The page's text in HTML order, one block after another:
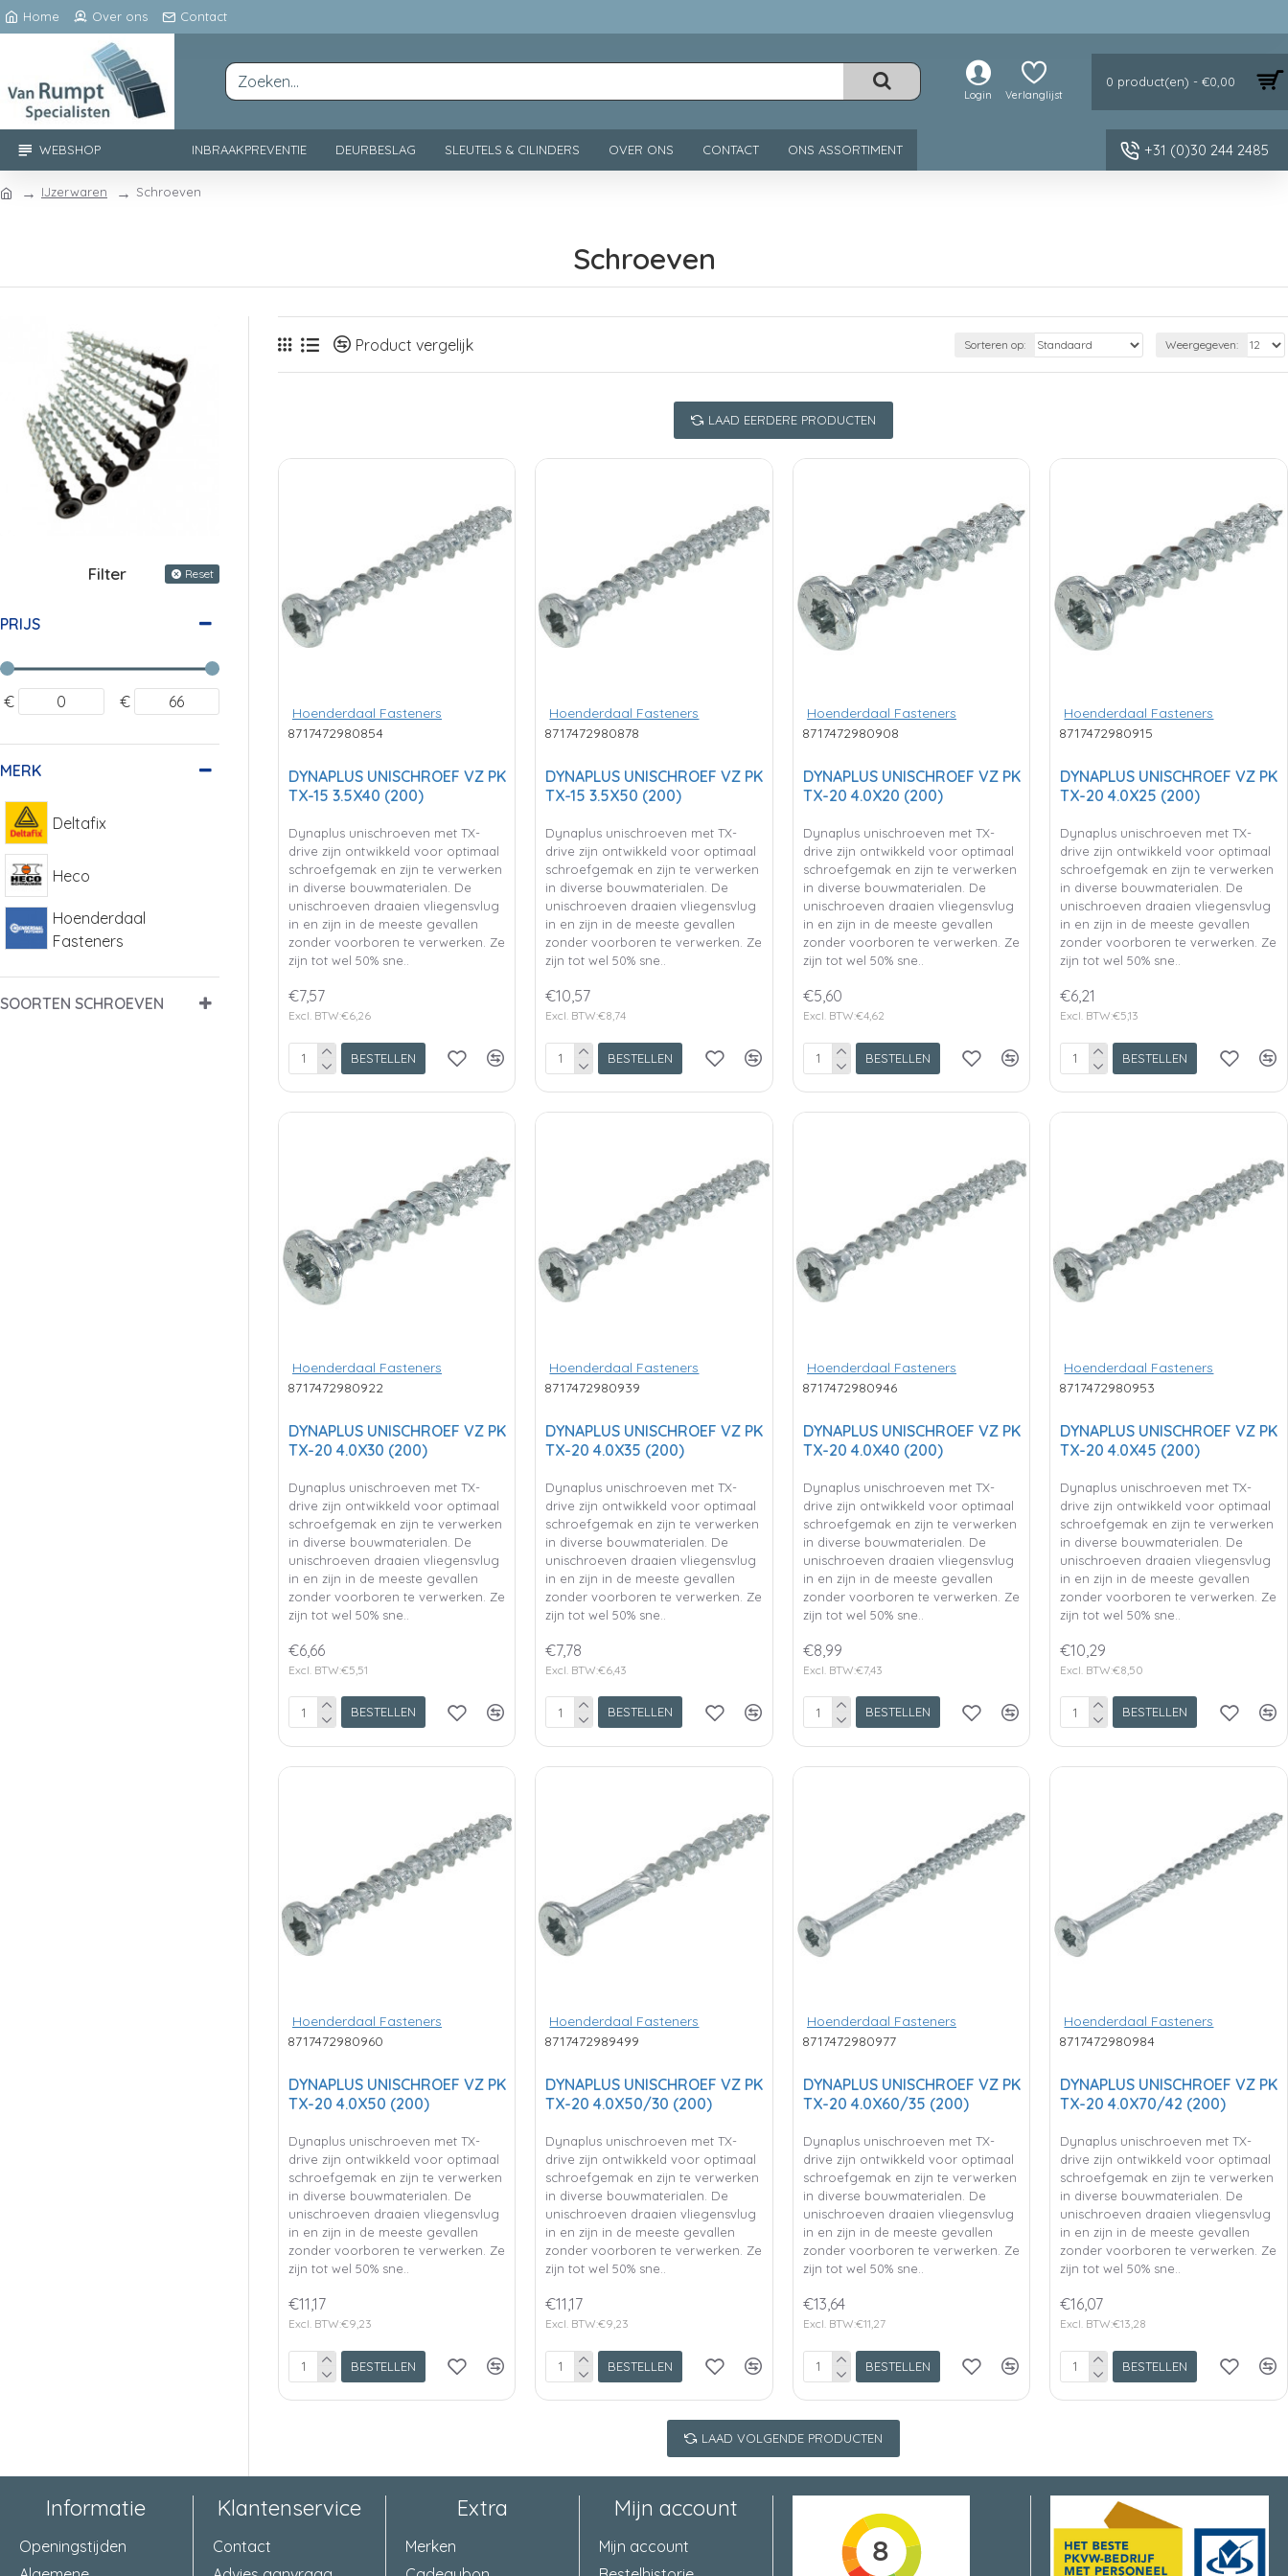
Home Over ons Contact
Login Verlanglijst
0 product(en) - €0,00
WEBSHOP INBRAAKPREVENTIE DEURBESLAG SLEUTELS & CILINDERS OVER ONS CONTACT ONS ASSORTIMENT +31 (0)30 244 2485
IJzerwaren Schroeven
Schroeven
Filter Reset
PRIJS
€ €
MERK
Deltafix
Heco
Hoenderdaal
Fasteners
SOORTEN SCHROEVEN
Product vergelijk Sorteren op: Weergegeven:
LAAD EERDERE PRODUCTEN
Hoenderdaal Fasteners
8717472980854
DYNAPLUS UNISCHROEF VZ PK
TX-15 3.5X40 (200)
Dynaplus unischroeven met TX-
drive zijn ontwikkeld voor optimaal
schroefgemak en zijn te verwerken
in diverse bouwmaterialen. De
unischroeven draaien vliegensvlug
in en zijn in de meeste gevallen
zonder voorboren te verwerken. Ze
zijn tot wel 50% sne..
€7,57
Excl. BTW:€6,26
BESTELLEN
Hoenderdaal Fasteners
8717472980878
DYNAPLUS UNISCHROEF VZ PK
TX-15 3.5X50 (200)
Dynaplus unischroeven met TX-
drive zijn ontwikkeld voor optimaal
schroefgemak en zijn te verwerken
in diverse bouwmaterialen. De
unischroeven draaien vliegensvlug
in en zijn in de meeste gevallen
zonder voorboren te verwerken. Ze
zijn tot wel 50% sne..
€10,57
Excl. BTW:€8,74
BESTELLEN
Hoenderdaal Fasteners
8717472980908
DYNAPLUS UNISCHROEF VZ PK
TX-20 4.0X20 (200)
Dynaplus unischroeven met TX-
drive zijn ontwikkeld voor optimaal
schroefgemak en zijn te verwerken
in diverse bouwmaterialen. De
unischroeven draaien vliegensvlug
in en zijn in de meeste gevallen
zonder voorboren te verwerken. Ze
zijn tot wel 50% sne..
€5,60
Excl. BTW:€4,62
BESTELLEN
Hoenderdaal Fasteners
8717472980915
DYNAPLUS UNISCHROEF VZ PK
TX-20 4.0X25 (200)
Dynaplus unischroeven met TX-
drive zijn ontwikkeld voor optimaal
schroefgemak en zijn te verwerken
in diverse bouwmaterialen. De
unischroeven draaien vliegensvlug
in en zijn in de meeste gevallen
zonder voorboren te verwerken. Ze
zijn tot wel 50% sne..
€6,21
Excl. BTW:€5,13
BESTELLEN
Hoenderdaal Fasteners
8717472980922
DYNAPLUS UNISCHROEF VZ PK
TX-20 4.0X30 (200)
Dynaplus unischroeven met TX-
drive zijn ontwikkeld voor optimaal
schroefgemak en zijn te verwerken
in diverse bouwmaterialen. De
unischroeven draaien vliegensvlug
in en zijn in de meeste gevallen
zonder voorboren te verwerken. Ze
zijn tot wel 50% sne..
€6,66
Excl. BTW:€5,51
BESTELLEN
Hoenderdaal Fasteners
8717472980939
DYNAPLUS UNISCHROEF VZ PK
TX-20 4.0X35 (200)
Dynaplus unischroeven met TX-
drive zijn ontwikkeld voor optimaal
schroefgemak en zijn te verwerken
in diverse bouwmaterialen. De
unischroeven draaien vliegensvlug
in en zijn in de meeste gevallen
zonder voorboren te verwerken. Ze
zijn tot wel 50% sne..
€7,78
Excl. BTW:€6,43
BESTELLEN
Hoenderdaal Fasteners
8717472980946
DYNAPLUS UNISCHROEF VZ PK
TX-20 4.0X40 (200)
Dynaplus unischroeven met TX-
drive zijn ontwikkeld voor optimaal
schroefgemak en zijn te verwerken
in diverse bouwmaterialen. De
unischroeven draaien vliegensvlug
in en zijn in de meeste gevallen
zonder voorboren te verwerken. Ze
zijn tot wel 50% sne..
€8,99
Excl. BTW:€7,43
BESTELLEN
Hoenderdaal Fasteners
8717472980953
DYNAPLUS UNISCHROEF VZ PK
TX-20 4.0X45 (200)
Dynaplus unischroeven met TX-
drive zijn ontwikkeld voor optimaal
schroefgemak en zijn te verwerken
in diverse bouwmaterialen. De
unischroeven draaien vliegensvlug
in en zijn in de meeste gevallen
zonder voorboren te verwerken. Ze
zijn tot wel 50% sne..
€10,29
Excl. BTW:€8,50
BESTELLEN
Hoenderdaal Fasteners
8717472980960
DYNAPLUS UNISCHROEF VZ PK
TX-20 4.0X50 (200)
Dynaplus unischroeven met TX-
drive zijn ontwikkeld voor optimaal
schroefgemak en zijn te verwerken
in diverse bouwmaterialen. De
unischroeven draaien vliegensvlug
in en zijn in de meeste gevallen
zonder voorboren te verwerken. Ze
zijn tot wel 50% sne..
€11,17
Excl. BTW:€9,23
BESTELLEN
Hoenderdaal Fasteners
8717472989499
DYNAPLUS UNISCHROEF VZ PK
TX-20 4.0X50/30 (200)
Dynaplus unischroeven met TX-
drive zijn ontwikkeld voor optimaal
schroefgemak en zijn te verwerken
in diverse bouwmaterialen. De
unischroeven draaien vliegensvlug
in en zijn in de meeste gevallen
zonder voorboren te verwerken. Ze
zijn tot wel 50% sne..
€11,17
Excl. BTW:€9,23
BESTELLEN
Hoenderdaal Fasteners
8717472980977
DYNAPLUS UNISCHROEF VZ PK
TX-20 4.0X60/35 (200)
Dynaplus unischroeven met TX-
drive zijn ontwikkeld voor optimaal
schroefgemak en zijn te verwerken
in diverse bouwmaterialen. De
unischroeven draaien vliegensvlug
in en zijn in de meeste gevallen
zonder voorboren te verwerken. Ze
zijn tot wel 50% sne..
€13,64
Excl. BTW:€11,27
BESTELLEN
Hoenderdaal Fasteners
8717472980984
DYNAPLUS UNISCHROEF VZ PK
TX-20 4.0X70/42 (200)
Dynaplus unischroeven met TX-
drive zijn ontwikkeld voor optimaal
schroefgemak en zijn te verwerken
in diverse bouwmaterialen. De
unischroeven draaien vliegensvlug
in en zijn in de meeste gevallen
zonder voorboren te verwerken. Ze
zijn tot wel 50% sne..
€16,07
Excl. BTW:€13,28
BESTELLEN
LAAD VOLGENDE PRODUCTEN
Informatie
Openingstijden
Klantenservice
Contact
Extra
Merken
Mijn account
Mijn account